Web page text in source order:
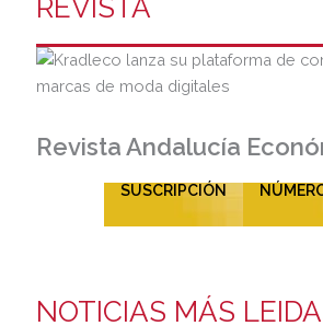
REVISTA
Revista Andalucía
SUSCRIPCIÓN
NOTICIAS MÁS